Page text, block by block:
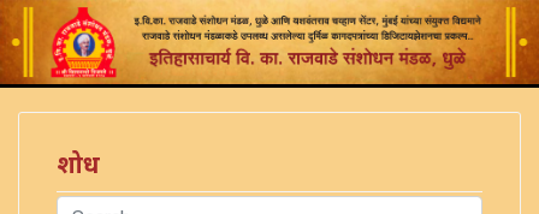
शोध
Search